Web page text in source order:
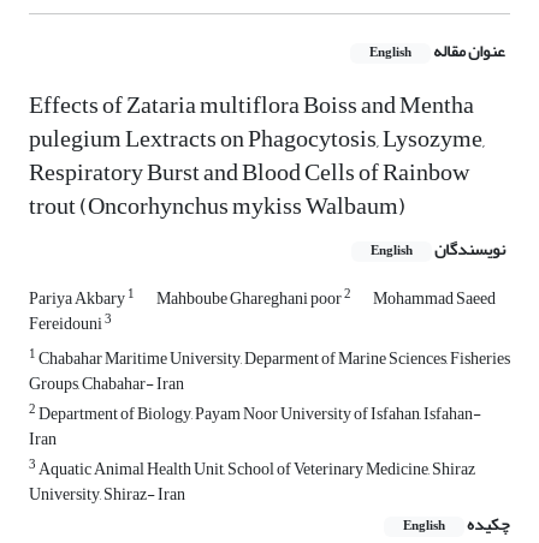
عنوان مقاله English
Effects of Zataria multiflora Boiss and Mentha
pulegium Lextracts on Phagocytosis, Lysozyme,
Respiratory Burst and Blood Cells of Rainbow
trout (Oncorhynchus mykiss Walbaum)
نویسندگان English
Pariya Akbary1 Mahboube Ghareghani poor2 Mohammad Saeed
Fereidouni3
1Chabahar Maritime University, Deparment of Marine Sciences, Fisheries
Groups, Chabahar- Iran
2Department of Biology, Payam Noor University of Isfahan, Isfahan-
Iran
3Aquatic Animal Health Unit, School of Veterinary Medicine, Shiraz
University, Shiraz- Iran
چکیده
English